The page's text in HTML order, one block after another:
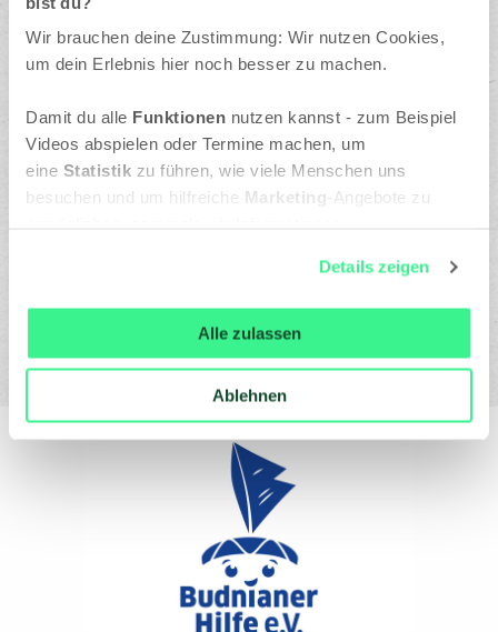
Wir brauchen deine Zustimmung: Wir nutzen Cookies,
um dein Erlebnis hier noch besser zu machen.
Damit du alle Funktionen nutzen kannst - zum Beispiel
Videos abspielen oder Termine machen, um
eine Statistik zu führen, wie viele Menschen uns
besuchen und um hilfreiche Marketing-Angebote zu
ändern, indem du auf das Symbol in der unteren linken
Ecke des Bildschirms klickst. Lies mehr darüber, wie wir
Cookies und andere Technologien zur Erfassung
Personen bezogener Daten
Details zeigen
Alle zulassen
Ablehnen
Impressum
Kontakt